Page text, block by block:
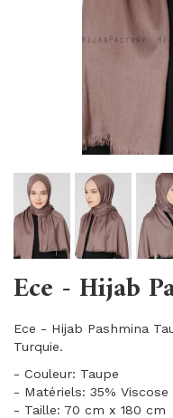
Ece - Hijab
Ece - Hijab Pashmina
Turquie.
- Couleur: Taupe
- Matériels: 35%
- Taille: 70 cm x 180 cm